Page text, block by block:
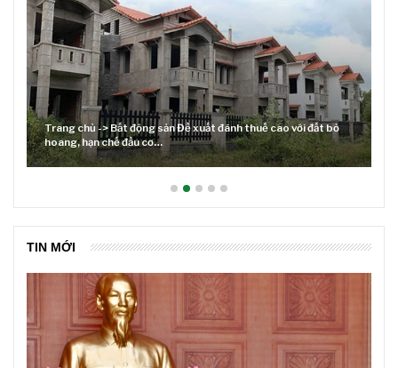
đất bỏ
Lãi suất neo cao và cuộc tái cơ cấu trên thị trường BĐS
TIN MỚI